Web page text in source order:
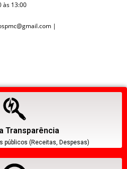
às 13:00
|
Transparência
públicos (Receitas, Despesas)